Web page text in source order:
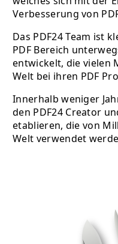
Verbesserung von
Das PDF24 Team ist
PDF Bereich
entwickelt, die vielen
Welt bei ihren PDF
Innerhalb weniger
den PDF24 Creator
etablieren, die von
Welt verwendet